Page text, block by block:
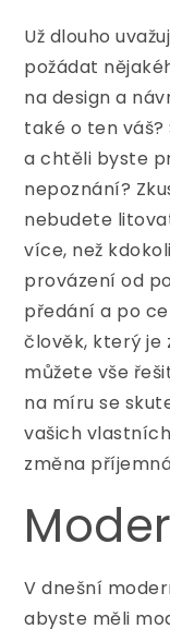
Už dlouho
požádat
na design a
také o ten
a chtěli byste
nepoznání?
nebudete
více, než
provázení od
předání a po
člověk, který je
můžete vše
na míru se
vašich
změna
V dnešní
abyste měli